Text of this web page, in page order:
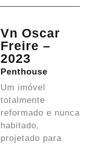
Vn Oscar
Freire –
2023
Penthouse
Um imóvel
totalmente
reformado e nunca
habitado,
projetado para